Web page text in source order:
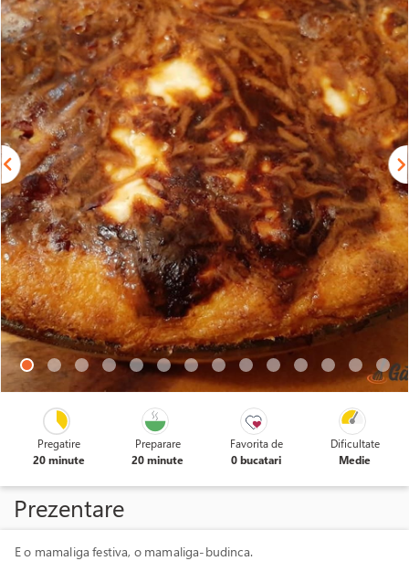
Pregatire
20 minute
Preparare
20 minute
Favorita de
0 bucatari
Dificultate
Medie
Prezentare
E o mamaliga festiva, o mamaliga-budinca.